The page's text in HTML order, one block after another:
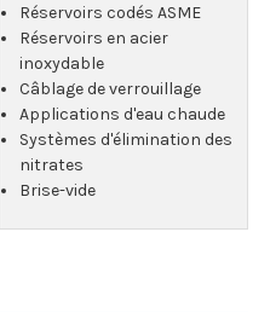
Réservoirs codés ASME
Réservoirs en acier
inoxydable
Câblage de verrouillage
Applications d'eau chaude
Systèmes d'élimination des
nitrates
Brise-vide